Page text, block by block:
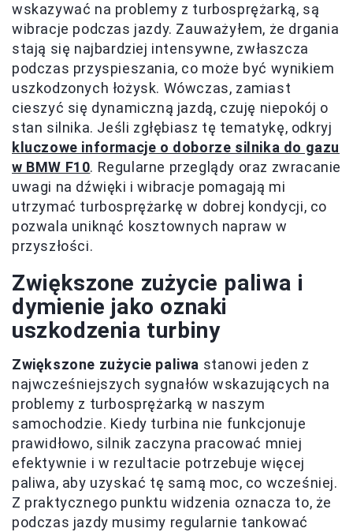
wskazywać na problemy z turbosprężarką, są
wibracje podczas jazdy. Zauważyłem, że drgania
stają się najbardziej intensywne, zwłaszcza
podczas przyspieszania, co może być wynikiem
uszkodzonych łożysk. Wówczas, zamiast
cieszyć się dynamiczną jazdą, czuję niepokój o
stan silnika. Jeśli zgłębiasz tę tematykę, odkryj
kluczowe informacje o doborze silnika do gazu
w BMW F10. Regularne przeglądy oraz zwracanie
uwagi na dźwięki i wibracje pomagają mi
utrzymać turbosprężarkę w dobrej kondycji, co
pozwala uniknąć kosztownych napraw w
przyszłości.
Zwiększone zużycie paliwa i
dymienie jako oznaki
uszkodzenia turbiny
Zwiększone zużycie paliwa stanowi jeden z
najwcześniejszych sygnałów wskazujących na
problemy z turbosprężarką w naszym
samochodzie. Kiedy turbina nie funkcjonuje
prawidłowo, silnik zaczyna pracować mniej
efektywnie i w rezultacie potrzebuje więcej
paliwa, aby uzyskać tę samą moc, co wcześniej.
Z praktycznego punktu widzenia oznacza to, że
podczas jazdy musimy regularnie tankować